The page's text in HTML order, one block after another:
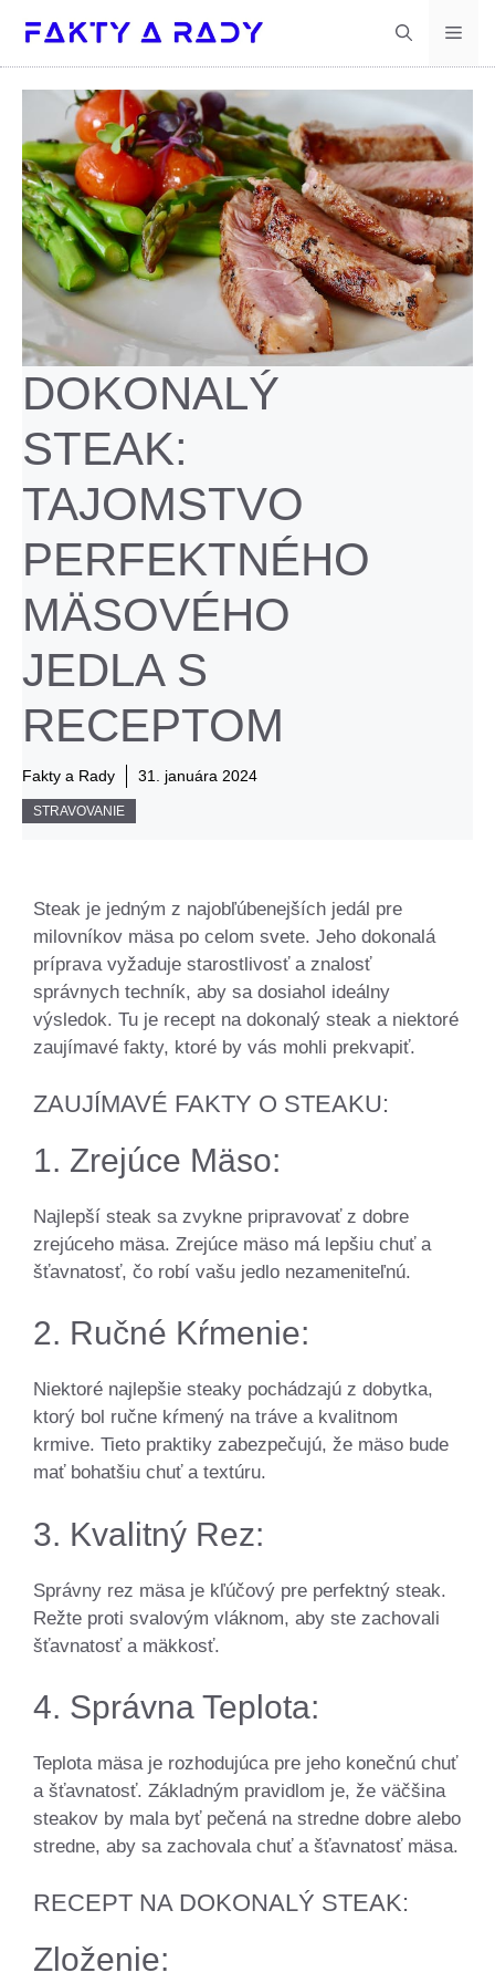
obsah
DOKONALÝ
STEAK:
TAJOMSTVO
PERFEKTNÉHO
MÄSOVÉHO
JEDLA S
RECEPTOM
Fakty a Rady 31. januára 2024
STRAVOVANIE
Steak je jedným z najobľúbenejších jedál pre
milovníkov mäsa po celom svete. Jeho dokonalá
príprava vyžaduje starostlivosť a znalosť
správnych techník, aby sa dosiahol ideálny
výsledok. Tu je recept na dokonalý steak a niektoré
zaujímavé fakty, ktoré by vás mohli prekvapiť.
ZAUJÍMAVÉ FAKTY O STEAKU:
1. Zrejúce Mäso:
Najlepší steak sa zvykne pripravovať z dobre
zrejúceho mäsa. Zrejúce mäso má lepšiu chuť a
šťavnatosť, čo robí vašu jedlo nezameniteľnú.
2. Ručné Kŕmenie:
Niektoré najlepšie steaky pochádzajú z dobytka,
ktorý bol ručne kŕmený na tráve a kvalitnom
krmive. Tieto praktiky zabezpečujú, že mäso bude
mať bohatšiu chuť a textúru.
3. Kvalitný Rez:
Správny rez mäsa je kľúčový pre perfektný steak.
Režte proti svalovým vláknom, aby ste zachovali
šťavnatosť a mäkkosť.
4. Správna Teplota:
Teplota mäsa je rozhodujúca pre jeho konečnú chuť
a šťavnatosť. Základným pravidlom je, že väčšina
steakov by mala byť pečená na stredne dobre alebo
stredne, aby sa zachovala chuť a šťavnatosť mäsa.
RECEPT NA DOKONALÝ STEAK:
Zloženie: